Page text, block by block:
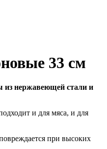
33 см
нержавеющей стали и
и для мяса, и для
при высоких